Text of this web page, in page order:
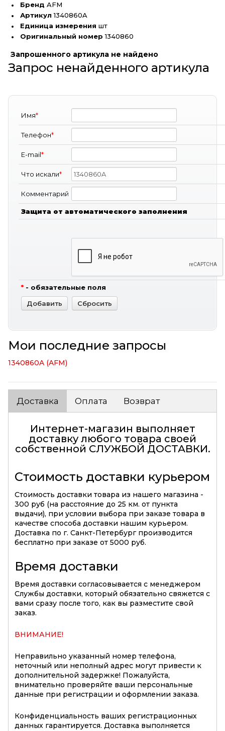
Бренд AFM
Артикул 1340860A
Единица измерения шт
Оригинальный номер 1340860
Запрошенного артикула не найдено
Запрос ненайденного артикула
Имя*
Телефон*
E-mail*
Что искали*
Комментарий
Защита от автоматического заполнения
* - обязательные поля
Мои последние запросы
1340860A (AFM)
Доставка Оплата Возврат
Интернет-магазин выполняет
доставку любого товара своей
собственной СЛУЖБОЙ ДОСТАВКИ.
Стоимость доставки курьером
Стоимость доставки товара из нашего магазина -
300 руб (на расстояние до 25 км. от пункта
выдачи), при условии выбора при заказе товара в
качестве способа доставки нашим курьером.
Доставка по г. Санкт-Петербург производится
бесплатно при заказе от 5000 руб.
Время доставки
Время доставки согласовывается с менеджером
Службы доставки, который обязательно свяжется с
вами сразу после того, как вы разместите свой
заказ.
ВНИМАНИЕ!
Неправильно указанный номер телефона,
неточный или неполный адрес могут привести к
дополнительной задержке! Пожалуйста,
внимательно проверяйте ваши персональные
данные при регистрации и оформлении заказа.
Конфиденциальность ваших регистрационных
данных гарантируется. Доставка выполняется